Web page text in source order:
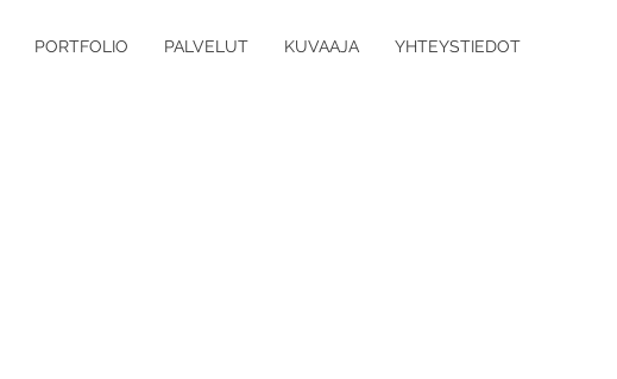
PORTFOLIO PALVELUT KUVAAJA YHTEYSTIEDOT